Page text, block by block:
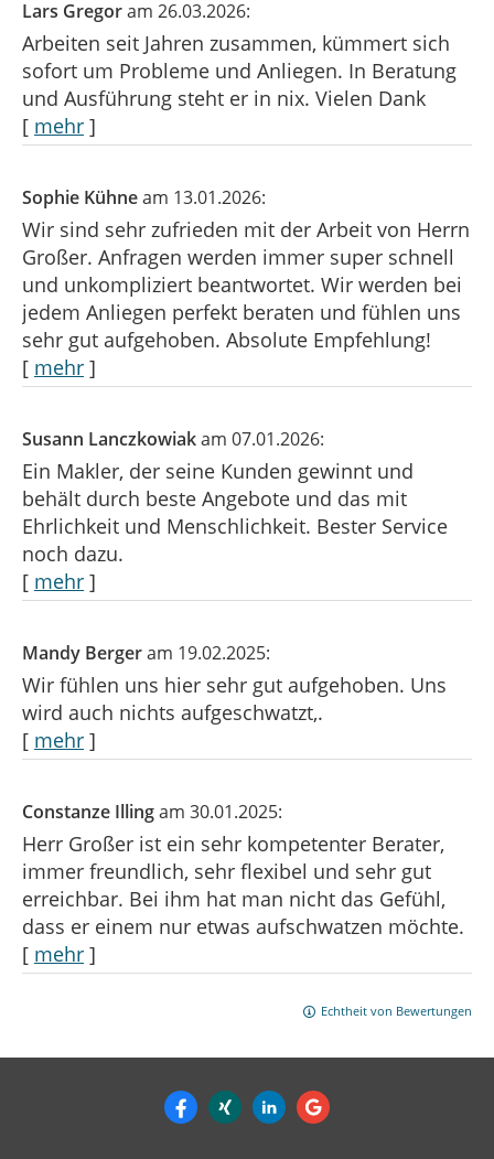
Lars Gregoram 26.03.2026:
Arbeiten seit Jahren zusammen, kümmert sich
sofort um Probleme und Anliegen. In Beratung
und Ausführung steht er in nix. Vielen Dank
[ mehr ]
Sophie Kühneam 13.01.2026:
Wir sind sehr zufrieden mit der Arbeit von Herrn
Großer. Anfragen werden immer super schnell
und unkompliziert beantwortet. Wir werden bei
jedem Anliegen perfekt beraten und fühlen uns
sehr gut aufgehoben. Absolute Empfehlung!
[ mehr ]
Susann Lanczkowiakam 07.01.2026:
Ein Makler, der seine Kunden gewinnt und
behält durch beste Angebote und das mit
Ehrlichkeit und Menschlichkeit. Bester Service
noch dazu.
[ mehr ]
Mandy Bergeram 19.02.2025:
Wir fühlen uns hier sehr gut aufgehoben. Uns
wird auch nichts aufgeschwatzt,.
[ mehr ]
Constanze Illingam 30.01.2025:
Herr Großer ist ein sehr kompetenter Berater,
immer freundlich, sehr flexibel und sehr gut
erreichbar. Bei ihm hat man nicht das Gefühl,
dass er einem nur etwas aufschwatzen möchte.
[ mehr ]
Echtheit von Bewertungen